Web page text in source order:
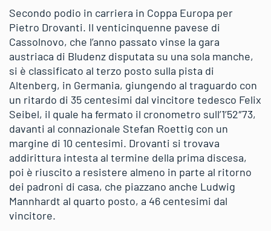
Secondo podio in carriera in Coppa Europa per
Pietro Drovanti. Il venticinquenne pavese di
Cassolnovo, che l’anno passato vinse la gara
austriaca di Bludenz disputata su una sola manche,
si è classificato al terzo posto sulla pista di
Altenberg, in Germania, giungendo al traguardo con
un ritardo di 35 centesimi dal vincitore tedesco Felix
Seibel, il quale ha fermato il cronometro sull’1’52″73,
davanti al connazionale Stefan Roettig con un
margine di 10 centesimi. Drovanti si trovava
addirittura intesta al termine della prima discesa,
poi è riuscito a resistere almeno in parte al ritorno
dei padroni di casa, che piazzano anche Ludwig
Mannhardt al quarto posto, a 46 centesimi dal
vincitore.